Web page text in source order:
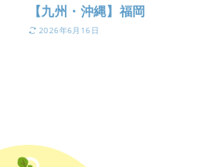
【九州・沖縄】福岡
2026年6月16日